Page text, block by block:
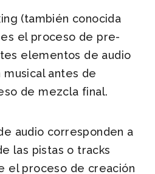
(también conocida
el proceso de pre-
elementos de audio
musical antes de
de mezcla final.
audio corresponden a
las pistas o tracks
el proceso de creación